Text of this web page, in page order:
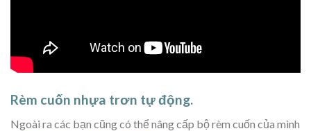
Rèm cuốn nhựa trơn tự động.
Ngoài ra các bạn cũng có thể nâng cấp bộ rèm cuốn của mình